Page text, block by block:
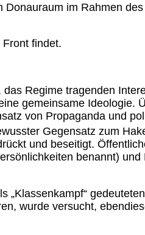
im Rahmen
findet.
Regime tragenden
gemeinsame Ideologie.
von Propaganda und
Gegensatz zum
und beseitigt.
benannt) und
„Klassenkampf“ gedeuteten
wurde versucht,